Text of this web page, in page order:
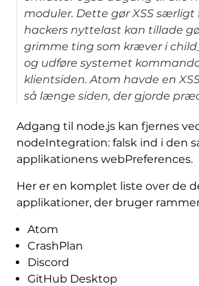
moduler. Dette gør XSS særligt
hackers nyttelast kan tillade
grimme ting som kræver i
og udføre systemet
klientsiden. Atom havde en
så længe siden, der gjorde
Adgang til node.js kan fjernes
nodeIntegration: falsk ind i den
applikationens webPreferences.
Her er en komplet liste over de
applikationer, der bruger
Atom
CrashPlan
Discord
GitHub Desktop